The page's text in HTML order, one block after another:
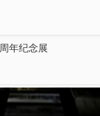
年纪念展